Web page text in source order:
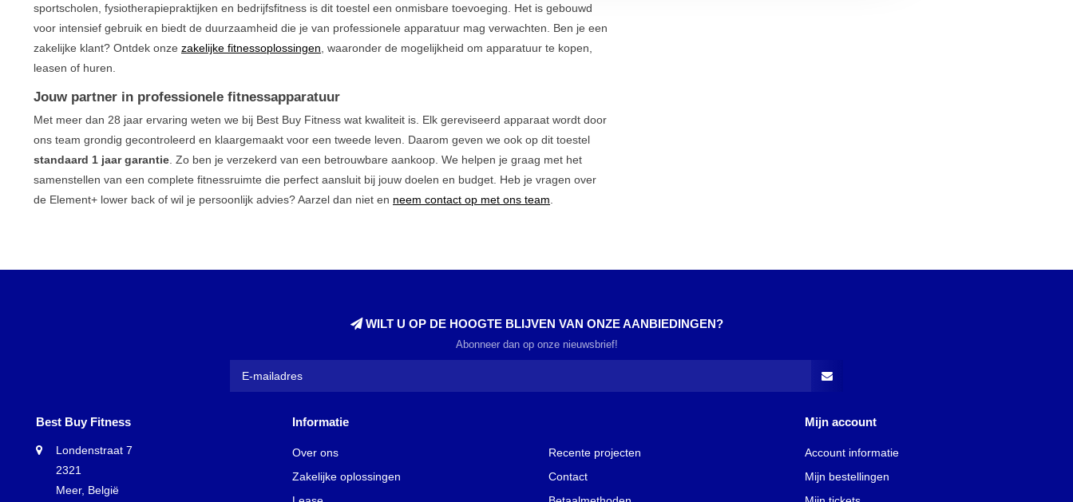
sportscholen, fysiotherapiepraktijken en bedrijfsfitness is dit toestel een onmisbare toevoeging. Het is gebouwd
voor intensief gebruik en biedt de duurzaamheid die je van professionele apparatuur mag verwachten. Ben je een
zakelijke klant? Ontdek onze zakelijke fitnessoplossingen , waaronder de mogelijkheid om apparatuur te kopen,
leasen of huren.
Jouw partner in professionele fitnessapparatuur
Met meer dan 28 jaar ervaring weten we bij Best Buy Fitness wat kwaliteit is. Elk gereviseerd apparaat wordt door
ons team grondig gecontroleerd en klaargemaakt voor een tweede leven. Daarom geven we ook op dit toestel
standaard 1 jaar garantie . Zo ben je verzekerd van een betrouwbare aankoop. We helpen je graag met het
samenstellen van een complete fitnessruimte die perfect aansluit bij jouw doelen en budget. Heb je vragen over
de Element+ lower back of wil je persoonlijk advies? Aarzel dan niet en neem contact op met ons team
WILT U OP DE HOOGTE BLIJVEN VAN ONZE AANBIEDINGEN?
Abonneer dan op onze nieuwsbrief!
Best Buy Fitness
Londenstraat 7
2321
Meer, België
Informatie
Over ons
Zakelijke oplossingen
Recente projecten
Contact
Mijn account
Account informatie
Mijn bestellingen